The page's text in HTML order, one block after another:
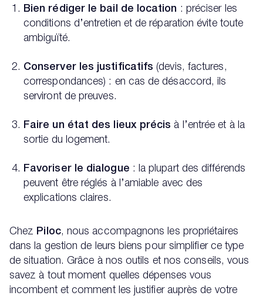
Bien rédiger le bail de location : préciser les
conditions d’entretien et de réparation évite toute
ambiguïté.
Conserver les justificatifs (devis, factures,
correspondances) : en cas de désaccord, ils
serviront de preuves.
Faire un état des lieux précis à l’entrée et à la
sortie du logement.
Favoriser le dialogue : la plupart des différends
peuvent être réglés à l’amiable avec des
explications claires.
Chez Piloc, nous accompagnons les propriétaires
dans la gestion de leurs biens pour simplifier ce type
de situation. Grâce à nos outils et nos conseils, vous
savez à tout moment quelles dépenses vous
incombent et comment les justifier auprès de votre